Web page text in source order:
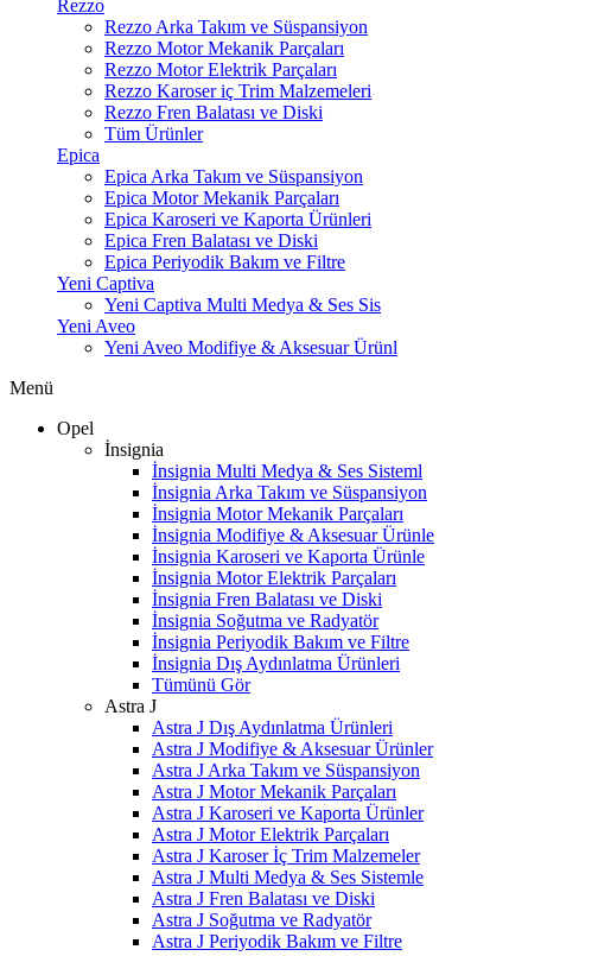
Rezzo
Rezzo Arka Takım ve Süspansiyon
Rezzo Motor Mekanik Parçaları
Rezzo Motor Elektrik Parçaları
Rezzo Karoser iç Trim Malzemeleri
Rezzo Fren Balatası ve Diski
Tüm Ürünler
Epica
Epica Arka Takım ve Süspansiyon
Epica Motor Mekanik Parçaları
Epica Karoseri ve Kaporta Ürünleri
Epica Fren Balatası ve Diski
Epica Periyodik Bakım ve Filtre
Yeni Captiva
Yeni Captiva Multi Medya & Ses Sis
Yeni Aveo
Yeni Aveo Modifiye & Aksesuar Ürünl
Menü
Opel
İnsignia
İnsignia Multi Medya & Ses Sisteml
İnsignia Arka Takım ve Süspansiyon
İnsignia Motor Mekanik Parçaları
İnsignia Modifiye & Aksesuar Ürünle
İnsignia Karoseri ve Kaporta Ürünle
İnsignia Motor Elektrik Parçaları
İnsignia Fren Balatası ve Diski
İnsignia Soğutma ve Radyatör
İnsignia Periyodik Bakım ve Filtre
İnsignia Dış Aydınlatma Ürünleri
Tümünü Gör
Astra J
Astra J Dış Aydınlatma Ürünleri
Astra J Modifiye & Aksesuar Ürünler
Astra J Arka Takım ve Süspansiyon
Astra J Motor Mekanik Parçaları
Astra J Karoseri ve Kaporta Ürünler
Astra J Motor Elektrik Parçaları
Astra J Karoser İç Trim Malzemeler
Astra J Multi Medya & Ses Sistemle
Astra J Fren Balatası ve Diski
Astra J Soğutma ve Radyatör
Astra J Periyodik Bakım ve Filtre